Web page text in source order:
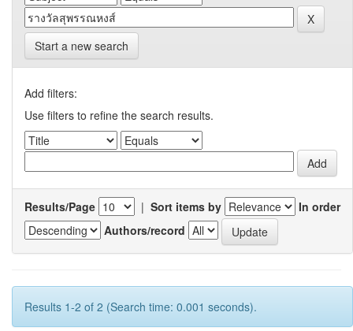
Start a new search
Add filters:
Use filters to refine the search results.
Results/Page | Sort items by
In order
Authors/record
Results 1-2 of 2 (Search time: 0.001 seconds).